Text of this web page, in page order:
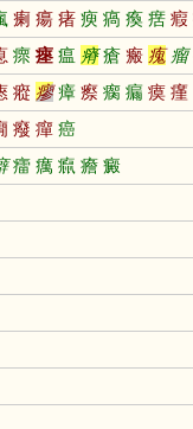
瘌 瘍 瘏 瘐 瘑 瘓 瘔 瘕
瘝 瘞 瘟 瘠 瘡 瘢 瘣 瘤
瘲 瘳 瘴 瘵 瘸 瘺 瘼 瘽
癈 癉 癌
癗 癘 癙 癚 癜